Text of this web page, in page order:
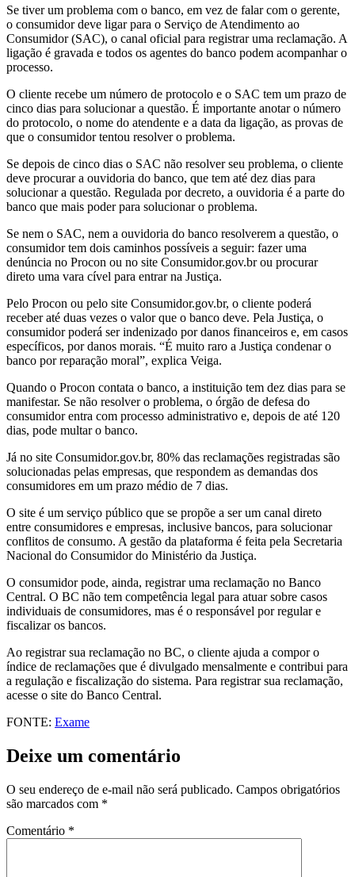
Se tiver um problema com o banco, em vez de falar com o gerente,
o consumidor deve ligar para o Serviço de Atendimento ao
Consumidor (SAC), o canal oficial para registrar uma reclamação. A
ligação é gravada e todos os agentes do banco podem acompanhar o
processo.
O cliente recebe um número de protocolo e o SAC tem um prazo de
cinco dias para solucionar a questão. É importante anotar o número
do protocolo, o nome do atendente e a data da ligação, as provas de
que o consumidor tentou resolver o problema.
Se depois de cinco dias o SAC não resolver seu problema, o cliente
deve procurar a ouvidoria do banco, que tem até dez dias para
solucionar a questão. Regulada por decreto, a ouvidoria é a parte do
banco que mais poder para solucionar o problema.
Se nem o SAC, nem a ouvidoria do banco resolverem a questão, o
consumidor tem dois caminhos possíveis a seguir: fazer uma
denúncia no Procon ou no site Consumidor.gov.br ou procurar
direto uma vara cível para entrar na Justiça.
Pelo Procon ou pelo site Consumidor.gov.br, o cliente poderá
receber até duas vezes o valor que o banco deve. Pela Justiça, o
consumidor poderá ser indenizado por danos financeiros e, em casos
específicos, por danos morais. “É muito raro a Justiça condenar o
banco por reparação moral”, explica Veiga.
Quando o Procon contata o banco, a instituição tem dez dias para se
manifestar. Se não resolver o problema, o órgão de defesa do
consumidor entra com processo administrativo e, depois de até 120
dias, pode multar o banco.
Já no site Consumidor.gov.br, 80% das reclamações registradas são
solucionadas pelas empresas, que respondem as demandas dos
consumidores em um prazo médio de 7 dias.
O site é um serviço público que se propõe a ser um canal direto
entre consumidores e empresas, inclusive bancos, para solucionar
conflitos de consumo. A gestão da plataforma é feita pela Secretaria
Nacional do Consumidor do Ministério da Justiça.
O consumidor pode, ainda, registrar uma reclamação no Banco
Central. O BC não tem competência legal para atuar sobre casos
individuais de consumidores, mas é o responsável por regular e
fiscalizar os bancos.
Ao registrar sua reclamação no BC, o cliente ajuda a compor o
índice de reclamações que é divulgado mensalmente e contribui para
a regulação e fiscalização do sistema. Para registrar sua reclamação,
acesse o site do Banco Central.
FONTE: Exame
Deixe um comentário
O seu endereço de e-mail não será publicado. Campos obrigatórios
são marcados com *
Comentário *